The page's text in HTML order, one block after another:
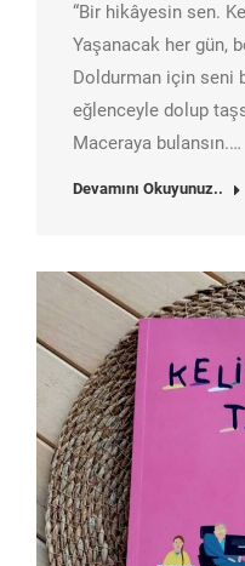
“Bir hikâyesin sen.
Yaşanacak her gün,
Doldurman için seni
eğlenceyle dolup
Maceraya bulansın.…
Devamını Okuyunuz..